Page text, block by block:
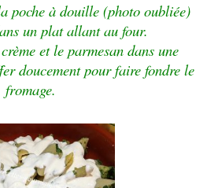
poche à douille (photo oubliée)
un plat allant au four.
et le parmesan dans une
doucement pour faire fondre le
fromage.